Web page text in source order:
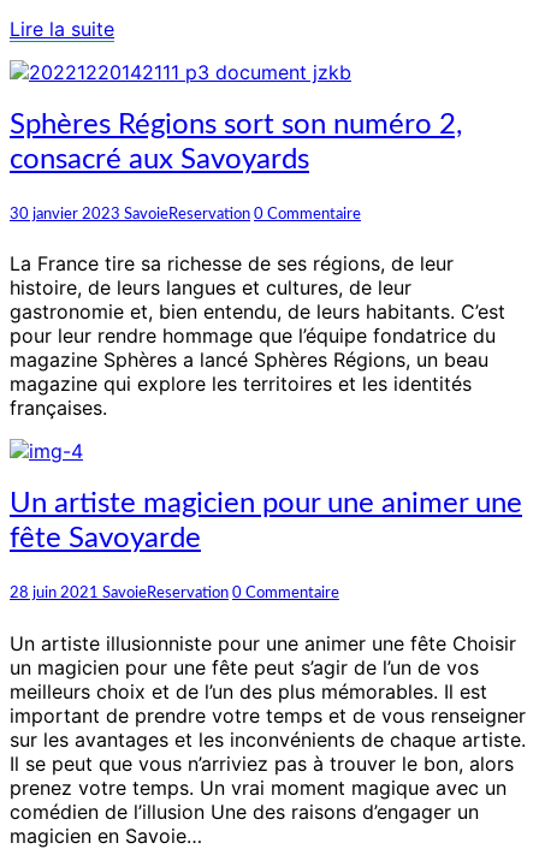
Lire la suiteLire
suite
Sphères
Régions
sort
numéro
consacré
aux
Savoyards
Sphères Régions sort son numéro 2,
consacré aux Savoyards
30 janvier 2023 SavoieReservation Commentaires
0 Commentaire
La France tire sa richesse de ses régions, de leur
histoire, de leurs langues et cultures, de leur
gastronomie et, bien entendu, de leurs habitants. C’est
pour leur rendre hommage que l’équipe fondatrice du
magazine Sphères a lancé Sphères Régions, un beau
magazine qui explore les territoires et les identités
françaises.
Un
artiste
magicien
une
une
fête
Savoyarde
Un artiste magicien pour une animer une
fête Savoyarde
28 juin 2021 SavoieReservation Commentaires
0 Commentaire
Un artiste illusionniste pour une animer une fête Choisir
un magicien pour une fête peut s’agir de l’un de vos
meilleurs choix et de l’un des plus mémorables. Il est
important de prendre votre temps et de vous renseigner
sur les avantages et les inconvénients de chaque artiste.
Il se peut que vous n’arriviez pas à trouver le bon, alors
prenez votre temps. Un vrai moment magique avec un
comédien de l’illusion Une des raisons d’engager un
magicien en Savoie…